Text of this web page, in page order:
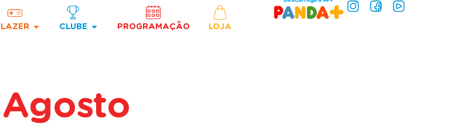
LAZER CLUBE PROGRAMAÇÃO LOJA
Agosto